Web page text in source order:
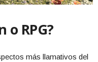
o RPG?
más llamativos del